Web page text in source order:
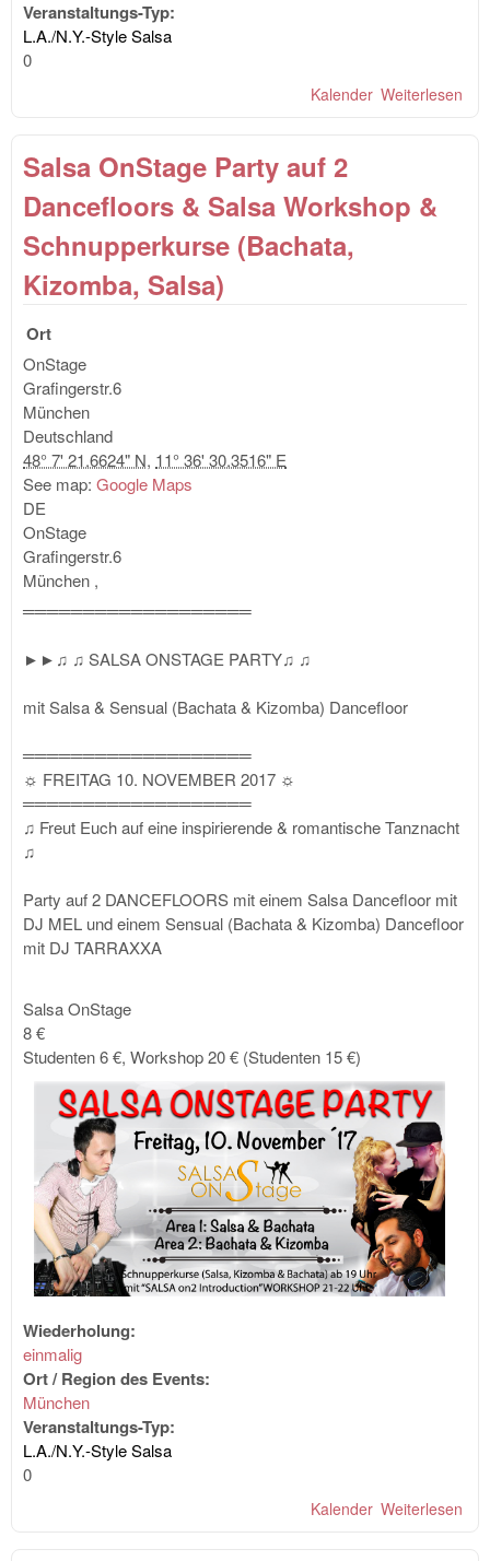
Veranstaltungs-Typ:
L.A./N.Y.-Style Salsa
0
Weiterlesen
Kalender
Salsa OnStage Party auf 2
Dancefloors & Salsa Workshop &
Schnupperkurse (Bachata,
Kizomba, Salsa)
Ort
OnStage
Grafingerstr.6
München
Deutschland
48° 7' 21.6624" N, 11° 36' 30.3516" E
See map: Google Maps
DE
OnStage
Grafingerstr.6
München ,
═══════════════════
►►♫ ♫ SALSA ONSTAGE PARTY♫ ♫
mit Salsa & Sensual (Bachata & Kizomba) Dancefloor
═══════════════════
☼ FREITAG 10. NOVEMBER 2017 ☼
═══════════════════
♫ Freut Euch auf eine inspirierende & romantische Tanznacht
♫
Party auf 2 DANCEFLOORS mit einem Salsa Dancefloor mit
DJ MEL und einem Sensual (Bachata & Kizomba) Dancefloor
mit DJ TARRAXXA
Salsa OnStage
8 €
Studenten 6 €, Workshop 20 € (Studenten 15 €)
Wiederholung:
einmalig
Ort / Region des Events:
München
Veranstaltungs-Typ:
L.A./N.Y.-Style Salsa
0
Weiterlesen
Kalender